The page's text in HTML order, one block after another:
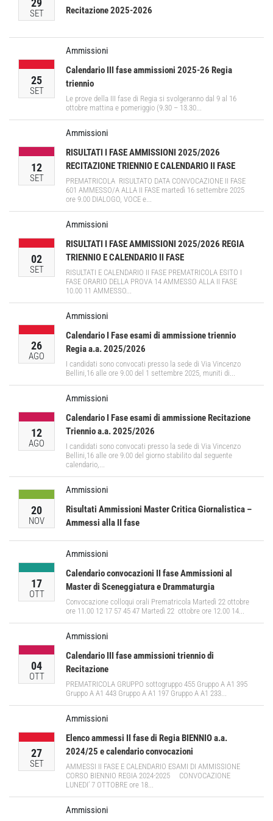
SET
Recitazione 2025-2026
25
SET
Ammissioni
Calendario III fase ammissioni 2025-26 Regia
triennio
Le prove della III fase di Regia si svolgeranno dal 9 al 16
ottobre mattina e pomeriggio (9.30 – 13.30...
12
SET
Ammissioni
RISULTATI I FASE AMMISSIONI 2025/2026
RECITAZIONE TRIENNIO E CALENDARIO II FASE
PREMATRICOLA RISULTATO DATA CONVOCAZIONE II FASE
601 AMMESSO/A ALLA II FASE martedì 16 settembre 2025
ore 9.00 DIALOGO, VOCE e...
02
SET
Ammissioni
RISULTATI I FASE AMMISSIONI 2025/2026 REGIA
TRIENNIO E CALENDARIO II FASE
RISULTATI E CALENDARIO II FASE PREMATRICOLA ESITO I
FASE ORARIO DELLA PROVA 14 AMMESSO ALLA II FASE
10.00 11 AMMESSO...
26
AGO
Ammissioni
Calendario I Fase esami di ammissione triennio
Regia a.a. 2025/2026
I candidati sono convocati presso la sede di Via Vincenzo
Bellini,16 alle ore 9.00 del 1 settembre 2025, muniti di...
12
AGO
Ammissioni
Calendario I Fase esami di ammissione Recitazione
Triennio a.a. 2025/2026
I candidati sono convocati presso la sede di Via Vincenzo
Bellini,16 alle ore 9.00 del giorno stabilito dal seguente
calendario,...
20
NOV
Ammissioni
Risultati Ammissioni Master Critica Giornalistica –
Ammessi alla II fase
17
OTT
Ammissioni
Calendario convocazioni II fase Ammissioni al
Master di Sceneggiatura e Drammaturgia
Convocazione colloqui orali Prematricola Martedì 22 ottobre
ore 11.00 12 17 57 45 47 Martedì 22 ottobre ore 12.00 14...
04
OTT
Ammissioni
Calendario III fase ammissioni triennio di
Recitazione
PREMATRICOLA GRUPPO sottogruppo 455 Gruppo A A1 395
Gruppo A A1 443 Gruppo A A1 197 Gruppo A A1 233...
27
SET
Ammissioni
Elenco ammessi II fase di Regia BIENNIO a.a.
2024/25 e calendario convocazioni
AMMESSI II FASE E CALENDARIO ESAMI DI AMMISSIONE
CORSO BIENNIO REGIA 2024-2025 CONVOCAZIONE
LUNEDI’ 7 OTTOBRE ore 18...
Ammissioni